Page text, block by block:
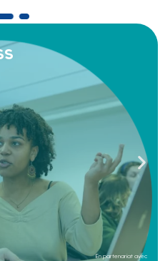
En partenariat avec